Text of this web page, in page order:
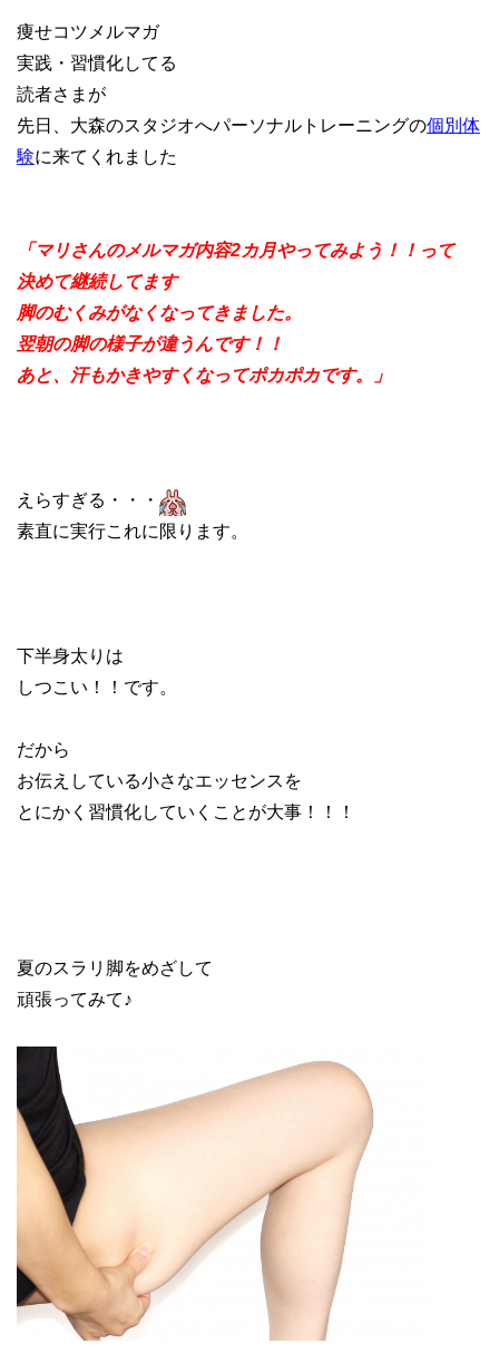
痩せコツメルマガ
実践・習慣化してる
読者さまが
先日、大森のスタジオへパーソナルトレーニングの個別体
験に来てくれました
「マリさんのメルマガ内容2カ月やってみよう！！って
決めて継続してます
脚のむくみがなくなってきました。
翌朝の脚の様子が違うんです！！
あと、汗もかきやすくなってポカポカです。」
えらすぎる・・・
素直に実行これに限ります。
下半身太りは
しつこい！！です。
だから
お伝えしている小さなエッセンスを
とにかく習慣化していくことが大事！！！
夏のスラリ脚をめざして
頑張ってみて♪